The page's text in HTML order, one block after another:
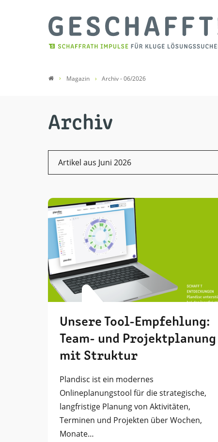
Magazin Archiv - 06/2026
Archiv
Artikel aus Juni 2026
Unsere Tool-Empfehlung:
Team- und Projektplanung
mit Struktur
Plandisc ist ein modernes
Onlineplanungstool für die strategische,
langfristige Planung von Aktivitäten,
Terminen und Projekten über Wochen,
Monate…